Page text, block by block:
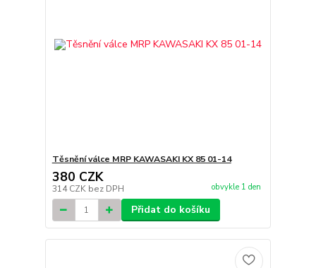
Těsnění válce MRP KAWASAKI KX 85 01-14
380 CZK
314 CZK bez DPH obvykle 1 den
Přidat do košíku